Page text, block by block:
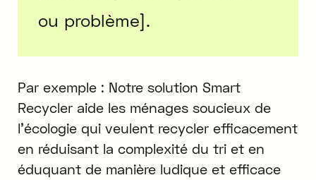
ou problème].
Par exemple : Notre solution Smart
Recycler aide les ménages soucieux de
l'écologie qui veulent recycler efficacement
en réduisant la complexité du tri et en
éduquant de manière ludique et efficace